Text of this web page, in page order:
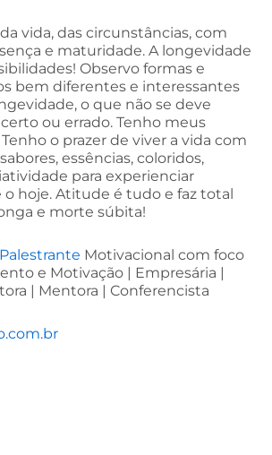
vida, das circunstâncias, com
e maturidade. A longevidade
Observo formas e
bem diferentes e interessantes
o que não se deve
ou errado. Tenho meus
o prazer de viver a vida com
essências, coloridos,
para experienciar
hoje. Atitude é tudo e faz total
e morte súbita!
Palestrante Motivacional com foco
e Motivação | Empresária |
| Mentora | Conferencista